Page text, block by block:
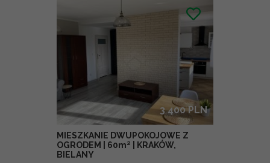
3 400 PLN
MIESZKANIE DWUPOKOJOWE Z
OGRODEM | 60m² | KRAKÓW,
BIELANY